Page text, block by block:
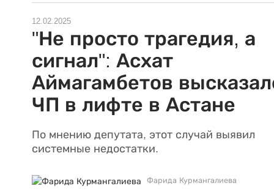
12.02.2025
"Не просто трагедия, а
сигнал": Асхат
Аймагамбетов
ЧП в лифте в Астане
По мнению депутата, этот случай выявил
системные недостатки.
Фарида Курмангалиева